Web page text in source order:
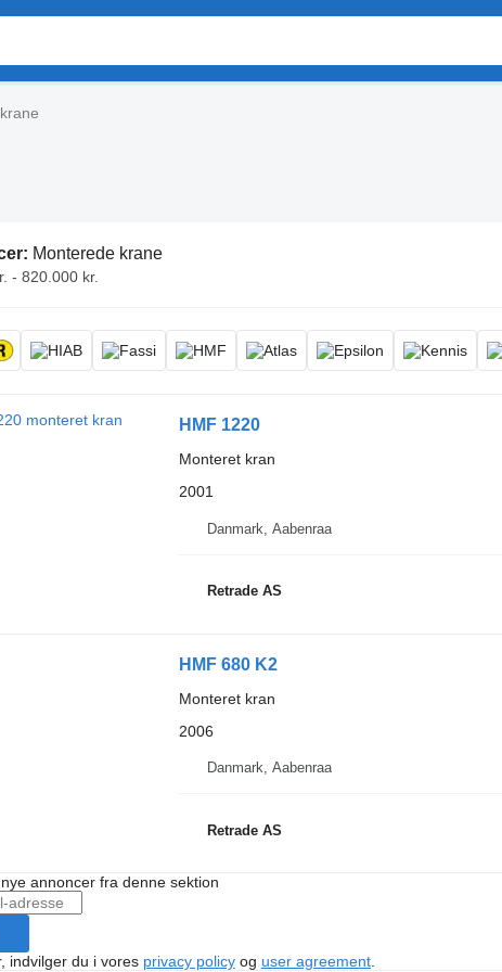
Monterede krane
- 820.000 kr.
HMF 1220
Monteret kran
2001
Danmark, Aabenraa
Retrade AS
HMF 680 K2
Monteret kran
2006
Danmark, Aabenraa
Retrade AS
annoncer fra denne sektion
indvilger du i vores privacy policyog user agreement.